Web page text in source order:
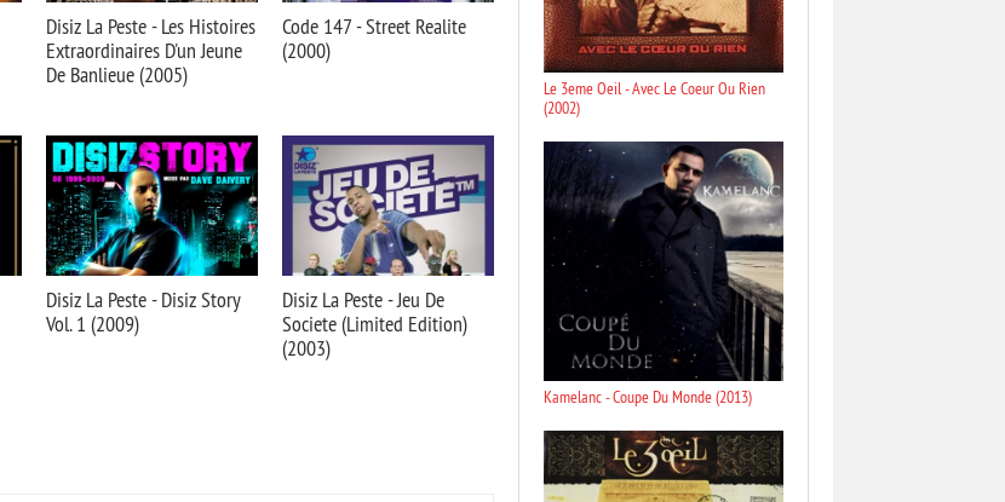
Disiz La Peste - Les Histoires
Extraordinaires D'un Jeune
De Banlieue (2005)
Code 147 - Street Realite
(2000)
Disiz La Peste - Disiz Story
Vol. 1 (2009)
Disiz La Peste - Jeu De
Societe (Limited Edition)
(2003)
Le 3eme Oeil - Avec Le Coeur Ou Rien
(2002)
Kamelanc - Coupe Du Monde (2013)